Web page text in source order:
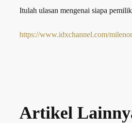
Itulah ulasan mengenai siapa
https://www.idxchannel.com/
Artikel